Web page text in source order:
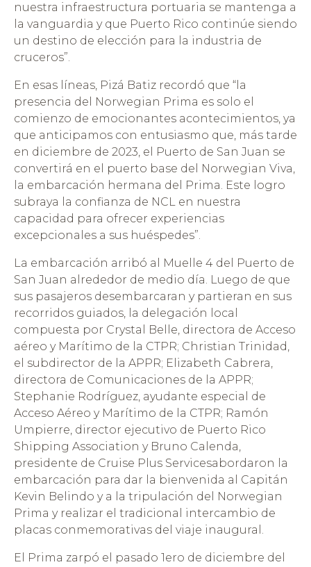
nuestra infraestructura portuaria se mantenga a
la vanguardia y que Puerto Rico continúe siendo
un destino de elección para la industria de
cruceros”.
En esas líneas, Pizá Batiz recordó que “la
presencia del Norwegian Prima es solo el
comienzo de emocionantes acontecimientos, ya
que anticipamos con entusiasmo que, más tarde
en diciembre de 2023, el Puerto de San Juan se
convertirá en el puerto base del Norwegian Viva,
la embarcación hermana del Prima. Este logro
subraya la confianza de NCL en nuestra
capacidad para ofrecer experiencias
excepcionales a sus huéspedes”.
La embarcación arribó al Muelle 4 del Puerto de
San Juan alrededor de medio día. Luego de que
sus pasajeros desembarcaran y partieran en sus
recorridos guiados, la delegación local
compuesta por Crystal Belle, directora de Acceso
aéreo y Marítimo de la CTPR; Christian Trinidad,
el subdirector de la APPR; Elizabeth Cabrera,
directora de Comunicaciones de la APPR;
Stephanie Rodríguez, ayudante especial de
Acceso Aéreo y Marítimo de la CTPR; Ramón
Umpierre, director ejecutivo de Puerto Rico
Shipping Association y Bruno Calenda,
presidente de Cruise Plus Servicesabordaron la
embarcación para dar la bienvenida al Capitán
Kevin Belindo y a la tripulación del Norwegian
Prima y realizar el tradicional intercambio de
placas conmemorativas del viaje inaugural.
El Prima zarpó el pasado 1ero de diciembre del